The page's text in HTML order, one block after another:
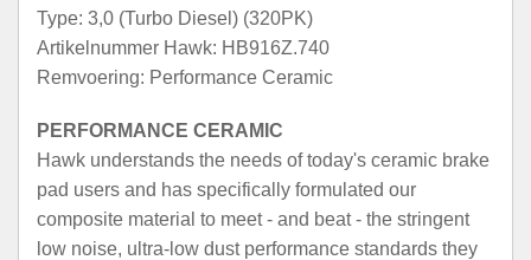
Type: 3,0 (Turbo Diesel) (320PK)
Artikelnummer Hawk: HB916Z.740
Remvoering: Performance Ceramic
PERFORMANCE CERAMIC
Hawk understands the needs of today's ceramic brake
pad users and has specifically formulated our
composite material to meet - and beat - the stringent
low noise, ultra-low dust performance standards they